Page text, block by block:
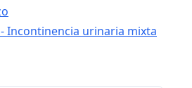
- Incontinencia urinaria mixta